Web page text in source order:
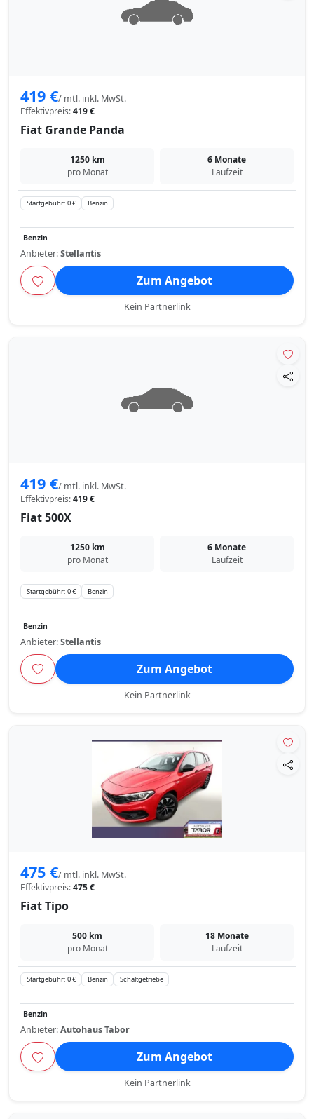
419 €/ mtl. inkl. MwSt.
Effektivpreis:419 €
Fiat Grande Panda
1250 km
pro Monat
6 Monate
Laufzeit
Startgebühr: 0 € Benzin
Benzin
Anbieter:Stellantis
Zum Angebot
Kein Partnerlink
419 €/ mtl. inkl. MwSt.
Effektivpreis:419 €
Fiat 500X
1250 km
pro Monat
6 Monate
Laufzeit
Startgebühr: 0 € Benzin
Benzin
Anbieter:Stellantis
Zum Angebot
Kein Partnerlink
475 €/ mtl. inkl. MwSt.
Effektivpreis:475 €
Fiat Tipo
500 km
pro Monat
18 Monate
Laufzeit
Startgebühr: 0 € Benzin Schaltgetriebe
Benzin
Anbieter:Autohaus Tabor
Zum Angebot
Kein Partnerlink